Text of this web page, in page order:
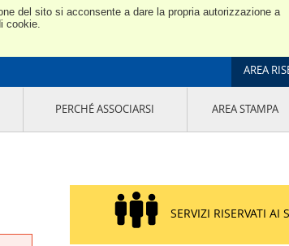
del sito si acconsente a dare la propria autorizzazione a
cookie.
AREA
EDIZIONE
PROGETTO LU.ME.
IL MANAGER DELLA SOSTENIBILITÀ
DISTRETTO TESSILE PRATESE
PERCHÉ ASSOCIARSI AREA STAMPA
SERVIZI RISERVATI AI